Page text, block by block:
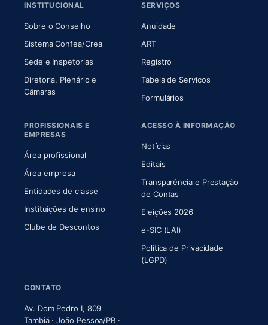
INSTITUCIONAL
Sobre o Conselho(abre em nova aba)
Sistema Confea/Crea(abre em nova aba)
Sede e Inspetorias
Diretoria, Plenário e
Câmaras(abre em nova aba)
SERVIÇOS
Anuidade
ART(abre em nova aba)
Registro
Tabela de Serviços
Formulários
PROFISSIONAIS E
EMPRESAS
Área profissional
Área empresa
Entidades de classe
Instituições de ensino
Clube de Descontos
ACESSO À INFORMAÇÃO
Notícias
Editais
Transparência e Prestação
de Contas
Eleições 2026
e-SIC (LAI)
Política de Privacidade
(LGPD)
CONTATO
Av. Dom Pedro I, 809
Tambiá · João Pessoa/PB ·